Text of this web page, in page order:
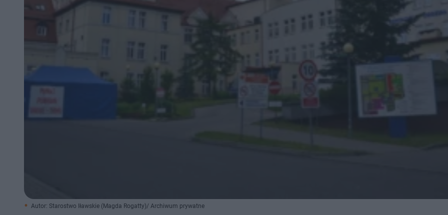
Autor: Starostwo Iławskie (Magda Rogatty)/ Archiwum prywatne